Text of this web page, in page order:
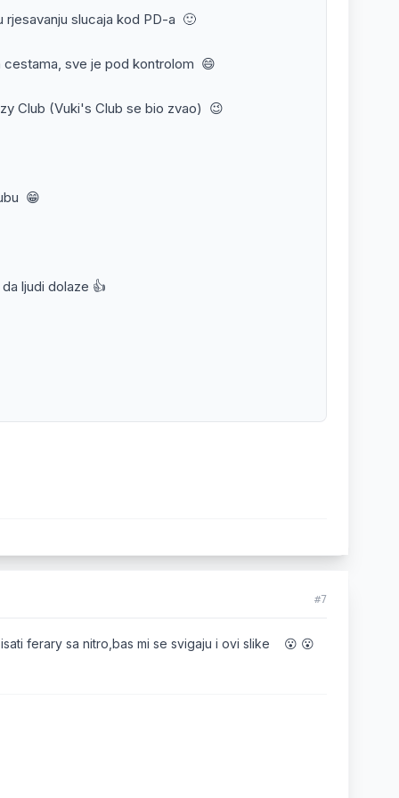
slucaja kod PD-a 🙂
cestama, sve je pod kontrolom 😄
Club (Vuki's Club se bio zvao) 😉
😁
ljudi dolaze 👍
#7
ferary sa nitro,bas mi se svigaju i ovi slike 😮 😮